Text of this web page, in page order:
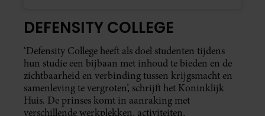
DEFENSITY COLLEGE
‘Defensity College heeft als doel studenten tijdens
hun studie een bijbaan met inhoud te bieden en de
zichtbaarheid en verbinding tussen krijgsmacht en
samenleving te vergroten’, schrijft het Koninklijk
Huis. De prinses komt in aanraking met
verschillende werkplekken, activiteiten,